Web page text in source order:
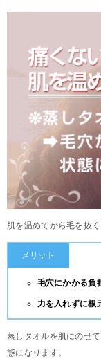
肌を温めてから毛を抜
メリット
毛穴にかかる負
力を入れずに根
蒸しタオルを肌にのせ
態になります。